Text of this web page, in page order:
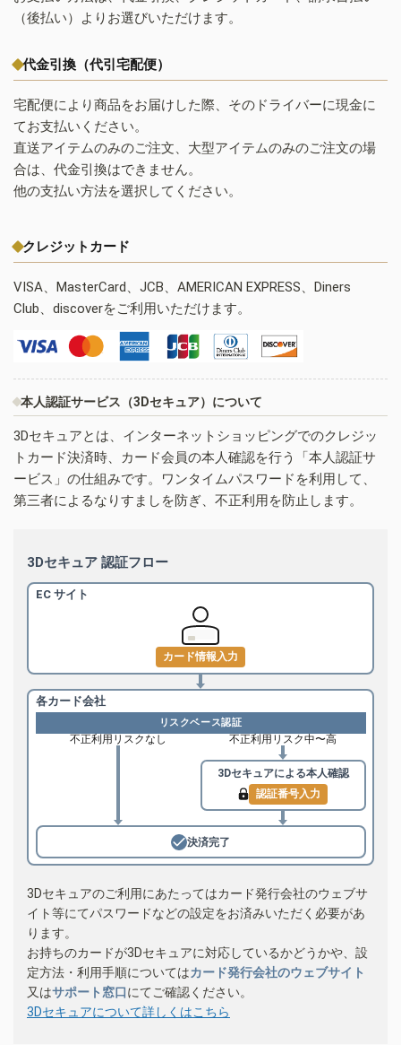
（後払い）よりお選びいただけます。
代金引換（代引宅配便）
宅配便により商品をお届けした際、そのドライバーに現金に
てお支払いください。
直送アイテムのみのご注文、大型アイテムのみのご注文の場
合は、代金引換はできません。
他の支払い方法を選択してください。
クレジットカード
VISA、MasterCard、JCB、AMERICAN EXPRESS、Diners
Club、discoverをご利用いただけます。
本人認証サービス（3Dセキュア）について
3Dセキュアとは、インターネットショッピングでのクレジッ
トカード決済時、カード会員の本人確認を行う「本人認証サ
ービス」の仕組みです。ワンタイムパスワードを利用して、
第三者によるなりすましを防ぎ、不正利用を防止します。
3Dセキュア 認証フロー
EC サイト
カード情報入力
各カード会社
リスクベース認証
不正利用リスクなし 不正利用リスク中〜高
3Dセキュアによる本人確認
認証番号入力
決済完了
3Dセキュアのご利用にあたってはカード発行会社のウェブサ
イト等にてパスワードなどの設定をお済みいただく必要があ
ります。
お持ちのカードが3Dセキュアに対応しているかどうかや、設
定方法・利用手順についてはカード発行会社のウェブサイト
又はサポート窓口にてご確認ください。
3Dセキュアについて詳しくはこちら